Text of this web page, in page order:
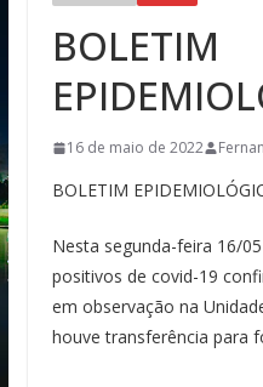
BOLETIM
16 de maio de 2022
BOLETIM
Nesta segunda-feira 16/
positivos de covid-19
em observação na
houve transferência para